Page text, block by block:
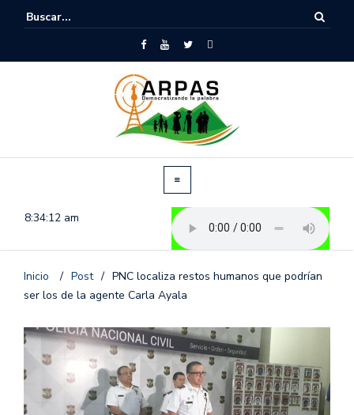
8:34:12 am
Inicio / Post / PNC localiza restos humanos que podrían
ser los de la agente Carla Ayala